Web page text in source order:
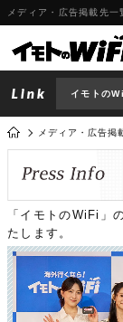
メディア・広告掲載先一
イモトの
メディア・広告掲
「イモトのWiFi」
たします。